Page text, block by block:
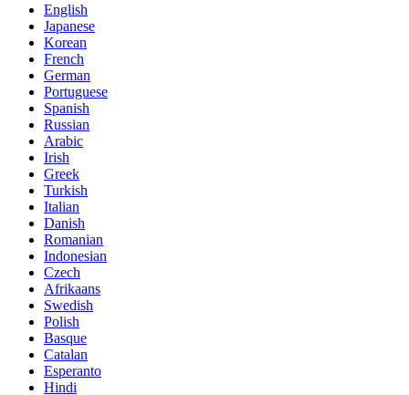
English
Japanese
Korean
French
German
Portuguese
Spanish
Russian
Arabic
Irish
Greek
Turkish
Italian
Danish
Romanian
Indonesian
Czech
Afrikaans
Swedish
Polish
Basque
Catalan
Esperanto
Hindi